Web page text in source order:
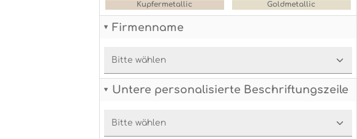
Kupfermetallic Goldmetallic
Firmenname
Untere personalisierte Beschriftungszeile